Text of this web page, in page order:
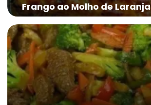
Frango ao Molho de Laranja